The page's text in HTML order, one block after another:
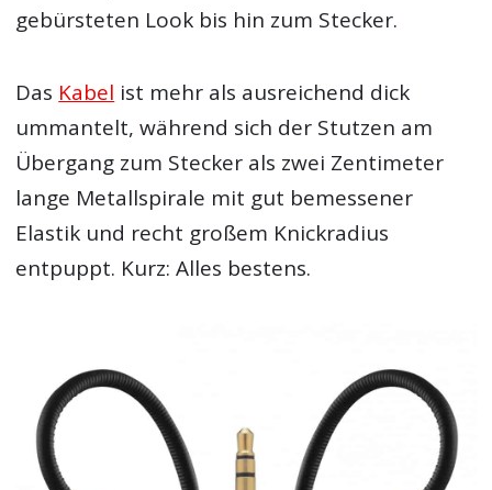
gebürsteten Look bis hin zum Stecker.
Das Kabel ist mehr als ausreichend dick
ummantelt, während sich der Stutzen am
Übergang zum Stecker als zwei Zentimeter
lange Metallspirale mit gut bemessener
Elastik und recht großem Knickradius
entpuppt. Kurz: Alles bestens.